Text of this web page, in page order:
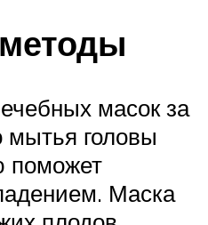
масок за
мытья головы
поможет
Маска